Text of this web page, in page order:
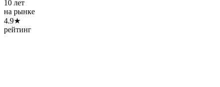
10 лет
на рынке
4.9★
рейтинг